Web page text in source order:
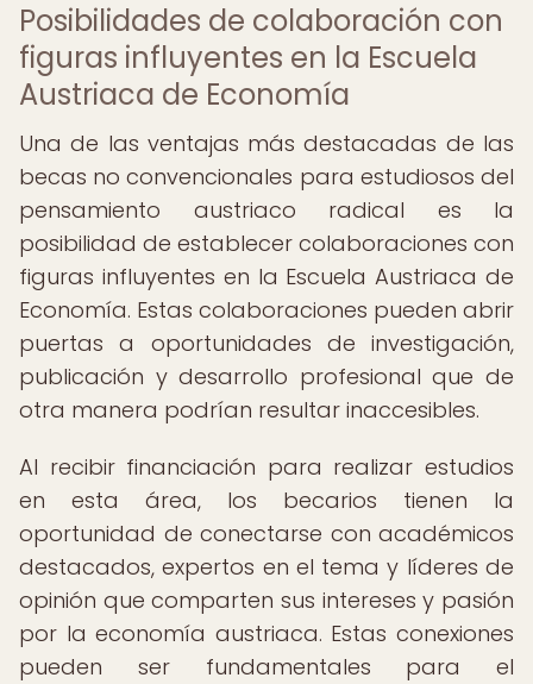
Posibilidades de colaboración con
figuras influyentes en la Escuela
Austriaca de Economía
Una de las ventajas más destacadas de las
becas no convencionales para estudiosos del
pensamiento austriaco radical es la
posibilidad de establecer colaboraciones con
figuras influyentes en la Escuela Austriaca de
Economía. Estas colaboraciones pueden abrir
puertas a oportunidades de investigación,
publicación y desarrollo profesional que de
otra manera podrían resultar inaccesibles.
Al recibir financiación para realizar estudios
en esta área, los becarios tienen la
oportunidad de conectarse con académicos
destacados, expertos en el tema y líderes de
opinión que comparten sus intereses y pasión
por la economía austriaca. Estas conexiones
pueden ser fundamentales para el